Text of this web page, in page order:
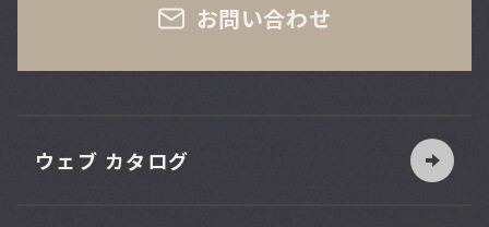
お問い合わせ
ウェブ カタログ